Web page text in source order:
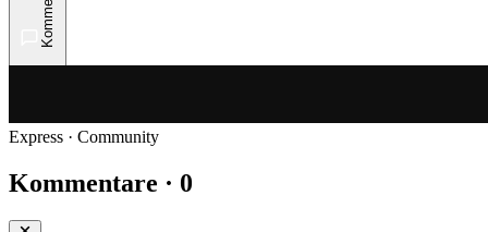
Express · Community
Kommentare · 0